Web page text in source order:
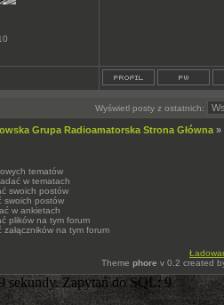
Wyświetl posty z ostatnich:
Grupa Radioamatorska Strona Główna »
tematów
w tematach
swoich postów
swoich postów
w ankietach
plików na tym forum
załączników na tym forum
Theme phore v 0.2 created
sekundy. Zapytań do SQL: 9